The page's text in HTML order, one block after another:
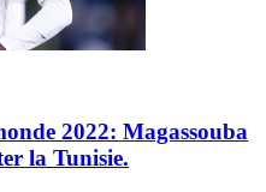
2022: Magassouba
la Tunisie.